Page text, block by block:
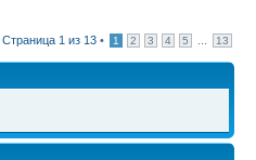
Страница 1 из 13 • 1 2 3 4 5 13